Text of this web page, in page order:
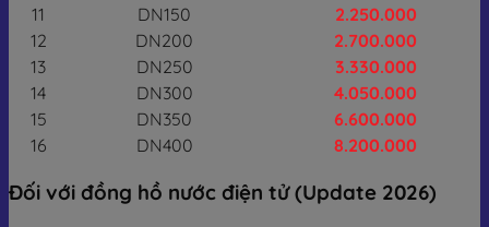
11
DN150
2.250.000
12
DN200
2.700.000
13
DN250
3.330.000
14
DN300
4.050.000
15
DN350
6.600.000
16
DN400 8.200.000
Đối với đồng hồ nước điện tử (Update 2026)